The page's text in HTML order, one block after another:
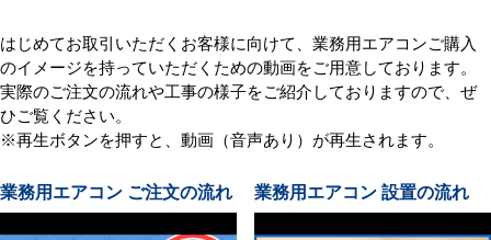
はじめてお取引いただくお客様に向けて、業務用エアコンご購入
のイメージを持っていただくための動画をご用意しております。
実際のご注文の流れや工事の様子をご紹介しておりますので、ぜ
ひご覧ください。
※再生ボタンを押すと、動画（音声あり）が再生されます。
業務用エアコン ご注文の流れ 業務用エアコン 設置の流れ